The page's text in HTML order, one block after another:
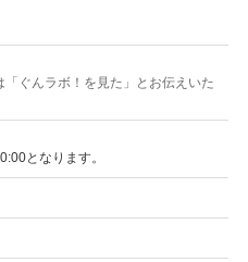
ぐんラボ！を見た」とお伝えいた
となります。